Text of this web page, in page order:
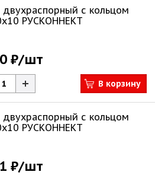
двухраспорный с кольцом
РУСКОННЕКТ
₽/шт
В корзину
двухраспорный с кольцом
РУСКОННЕКТ
₽/шт